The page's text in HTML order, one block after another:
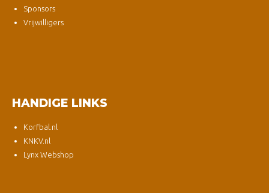
Sponsors
Vrijwilligers
HANDIGE LINKS
Korfbal.nl
KNKV.nl
Lynx Webshop